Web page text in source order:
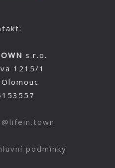
s.r.o.
1215/1
podmínky